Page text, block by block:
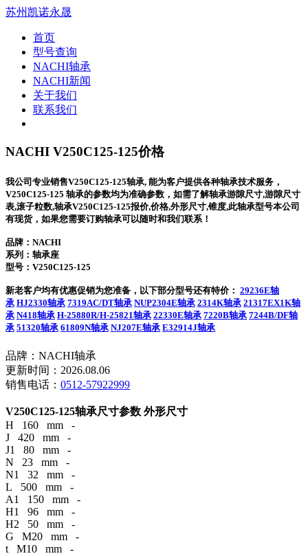
苏州凯诺永晟
首页
型号查询
NACHI轴承
NACHI新闻
关于我们
联系我们
NACHI V250C125-125价格
我公司专业销售V250C125-125轴承, 能为客户提供各种轴承技术服务，
V250C125-125 轴承的参数均为准确参数，如需了解轴承游隙尺寸,游隙尺寸
表,滚子粒数,轴承V250C125-125报价,价格,外形尺寸,锥度,此轴承型号本公司
有现货，如果您需要订购轴承可以随时和我们联系！
品牌：NACHI
系列：轴承座
型号： V250C125-125
新老客户均有优惠促销为您准备，以下部分型号还有特价： 29236E轴
承 HJ2330轴承 7319AC/DT轴承 NUP2304E轴承 2314K轴承 21317EX1K轴
承 N418轴承 H-25880R/H-25821轴承 22330E轴承 7220B轴承 7244B/DF轴
承 51320轴承 61809N轴承 NJ207E轴承 E32914J轴承
品牌：NACHI轴承
更新时间：2026.08.06
销售电话： 0512-57922999
V250C125-125轴承尺寸参数 外形尺寸
H 160 mm -
J 420 mm -
J1 80 mm -
N 23 mm -
N1 32 mm -
L 500 mm -
A1 150 mm -
H1 96 mm -
H2 50 mm -
G M20 mm -
t M10 mm -